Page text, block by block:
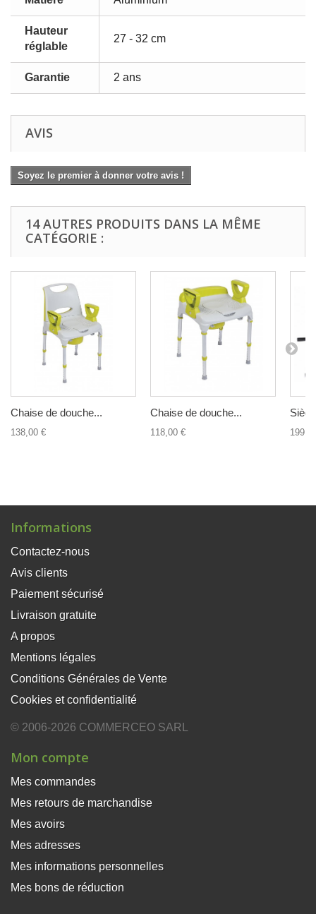
Hauteur
réglable
27 - 32 cm
Garantie 2 ans
AVIS
Soyez le premier à donner votre avis !
14 AUTRES PRODUITS DANS LA MÊME
CATÉGORIE :
Chaise de douche...
138,00 €
Chaise de douche...
118,00 €
Informations
Contactez-nous
Avis clients
Paiement sécurisé
Livraison gratuite
A propos
Mentions légales
Conditions Générales de Vente
Cookies et confidentialité
© 2006-2026 COMMERCEO SARL
Mon compte
Mes commandes
Mes retours de marchandise
Mes avoirs
Mes adresses
Mes informations personnelles
Mes bons de réduction